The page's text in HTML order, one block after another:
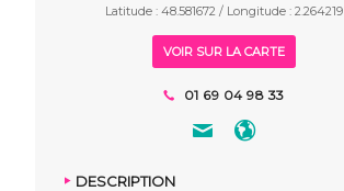
Latitude : 48.581672 / Longitude : 2.264219
VOIR SUR LA CARTE
01 69 04 98 33
DESCRIPTION